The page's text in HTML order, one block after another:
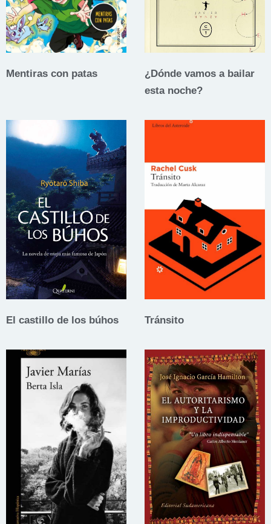
Mentiras con patas
¿Dónde vamos a bailar
esta noche?
El castillo de los búhos Tránsito